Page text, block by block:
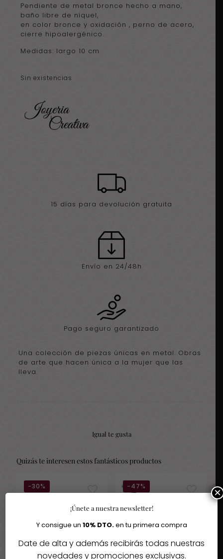
Pendiente de metal bronce hecho a mano,
baño libre de níquel,
en color bronce y oxidación , perno de acero,
cierre hipoalergénico.
Medidas: largo 10 cm
Sin existencias
15 días para devolución gratuita
Envío en 24/48h
Pago seguro garantizado
Una colección de piezas únicas en metal. Obras
de arte que hacen única a la mujer que las
lleva.
Igual te gusta
Quizás te interesen estos fantásticos productos
-30% -47%
¡Únete a nuestra newsletter!
Y consigue un 10% DTO.en tu primera compra
Date de alta y además recibirás todas nuestras
novedades y promociones exclusivas.
×